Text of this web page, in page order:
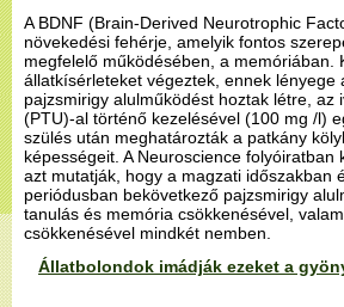
A BDNF (Brain-Derived Neurotrophic
növekedési fehérje, amelyik fontos
megfelelő működésében, a memóriában.
állatkísérleteket végeztek, ennek lényege
pajzsmirigy alulműködést hoztak létre, az
(PTU)-al történő kezelésével (100 mg /l)
szülés után meghatározták a patkány
képességeit. A Neuroscience folyóiratban
azt mutatják, hogy a magzati időszakban
periódusban bekövetkező pajzsmirigy
tanulás és memória csökkenésével,
csökkenésével mindkét nemben.
Állatbolondok imádják ezeket a